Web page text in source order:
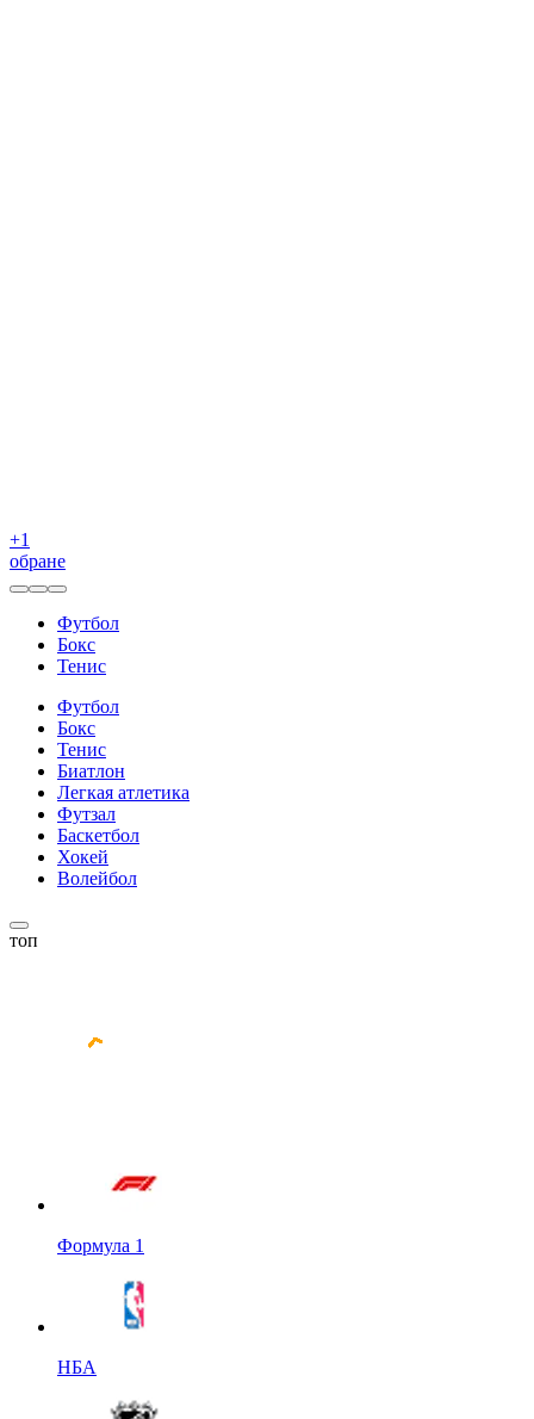
+1
обране
Футбол
Бокс
Тенис
Футбол
Бокс
Тенис
Биатлон
Легкая атлетика
Футзал
Баскетбол
Хокей
Волейбол
топ
Формула 1
НБА